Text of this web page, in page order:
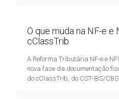
O que muda na NF-e e
cClassTrib
A Reforma Tributária NF-e e
nova fase da documentação
do cClassTrib, do CST-IBS/CBS